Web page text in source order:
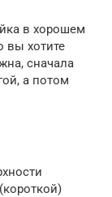
в хорошем
вы хотите
сначала
а потом